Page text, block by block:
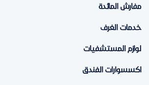
مفارش المائدة
خدمات الغرف
لوازم المستشفيات
اكسسوارات الفندق